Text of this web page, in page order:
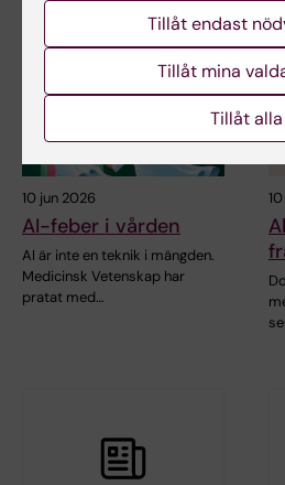
10 jun 2026
AI-feber i vården
AI är inte en teknik i mängden.
Medicinsk Vetenskap har
pratat med…
Tillåt endast
Tillåt mina
Tillåt alla